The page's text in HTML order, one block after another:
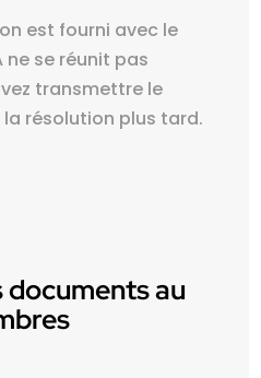
est fourni avec le
ne se réunit pas
transmettre le
résolution plus tard.
au